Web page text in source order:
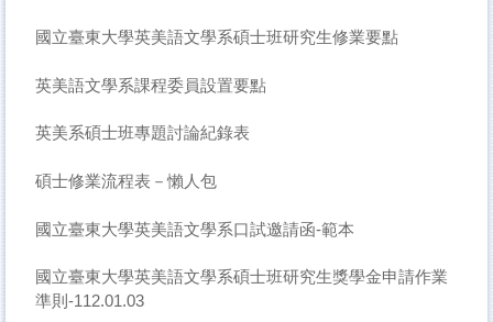
國立臺東大學英美語文學系碩士班研究生修業要點
英美語文學系課程委員設置要點
英美系碩士班專題討論紀錄表
碩士修業流程表－懶人包
國立臺東大學英美語文學系口試邀請函-範本
國立臺東大學英美語文學系碩士班研究生獎學金申請作業
準則-112.01.03